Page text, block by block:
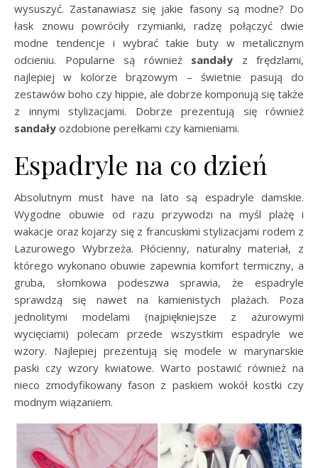
wysuszyć. Zastanawiasz się jakie fasony są modne? Do
łask znowu powróciły rzymianki, radzę połączyć dwie
modne tendencje i wybrać takie buty w metalicznym
odcieniu. Popularne są również sandały z frędzlami,
najlepiej w kolorze brązowym – świetnie pasują do
zestawów boho czy hippie, ale dobrze komponują się także
z innymi stylizacjami. Dobrze prezentują się również
sandały ozdobione perełkami czy kamieniami.
Espadryle na co dzień
Absolutnym must have na lato są espadryle damskie.
Wygodne obuwie od razu przywodzi na myśl plażę i
wakacje oraz kojarzy się z francuskimi stylizacjami rodem z
Lazurowego Wybrzeża. Płócienny, naturalny materiał, z
którego wykonano obuwie zapewnia komfort termiczny, a
gruba, słomkowa podeszwa sprawia, że espadryle
sprawdzą się nawet na kamienistych plażach. Poza
jednolitymi modelami (najpiękniejsze z ażurowymi
wycięciami) polecam przede wszystkim espadryle we
wzory. Najlepiej prezentują się modele w marynarskie
paski czy wzory kwiatowe. Warto postawić również na
nieco zmodyfikowany fason z paskiem wokół kostki czy
modnym wiązaniem.